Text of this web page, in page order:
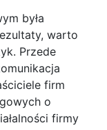
była
warto
Przede
firm
o
firmy